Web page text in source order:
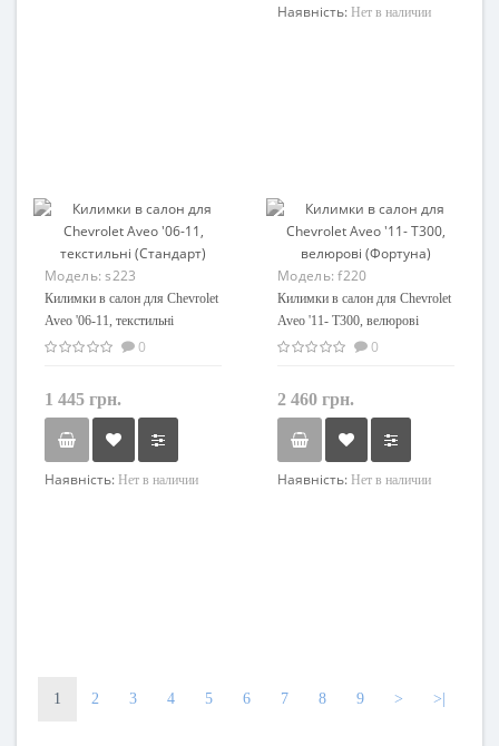
Наявність: Нет в наличии
Модель:s223
Килимки в салон для Chevrolet
Aveo '06-11, текстильні
(Стандарт)
0
1 445 грн.
Наявність: Нет в наличии
Модель:f220
Килимки в салон для Chevrolet
Aveo '11- T300, велюрові
(Фортуна)
0
2 460 грн.
Наявність: Нет в наличии
1 2 3 4 5 6 7 8 9 > >|